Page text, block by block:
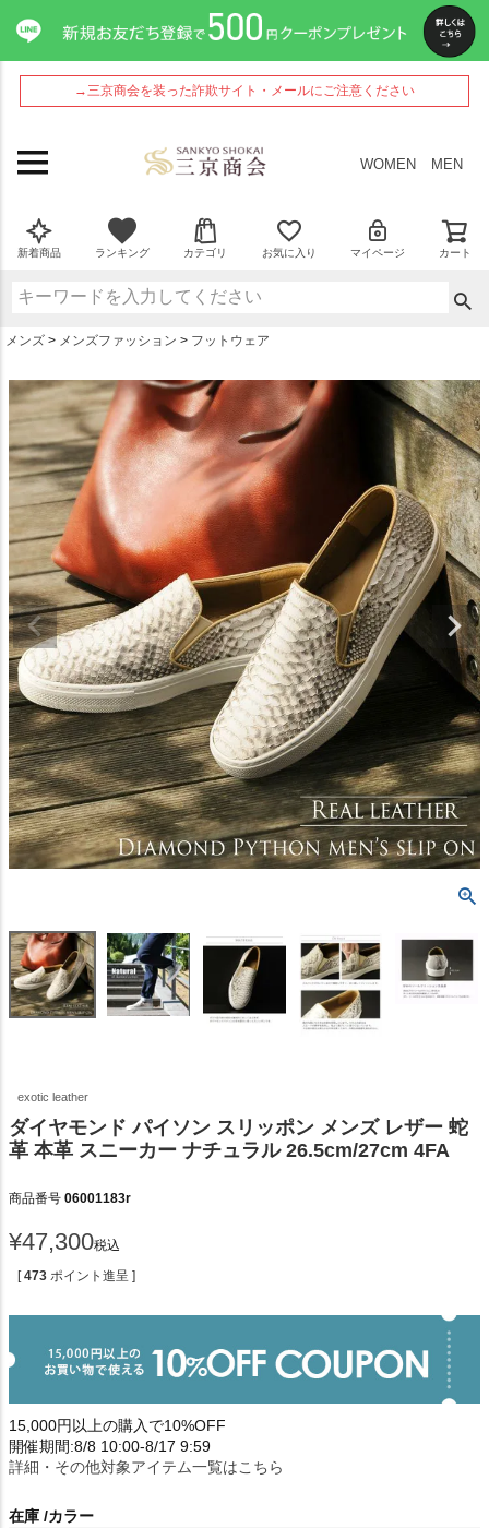
→三京商会を装った詐欺サイト・メールにご注意ください
WOMEN MEN
新着商品 ランキング カテゴリ お気に入り マイページ カート
メンズ メンズファッション フットウェア
exotic leather
ダイヤモンド パイソン スリッポン メンズ レザー 蛇
革 本革 スニーカー ナチュラル 26.5cm/27cm 4FA
商品番号 06001183r
¥47,300税込
[ 473 ポイント進呈 ]
15,000円以上の購入で10%OFF
開催期間:8/8 10:00-8/17 9:59
詳細・その他対象アイテム一覧はこちら
在庫 カラー
ペー
ジト
ップ
へ